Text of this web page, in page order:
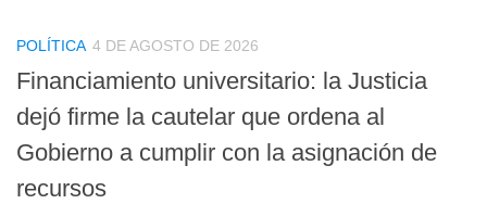
POLÍTICA 4 DE AGOSTO DE 2026
Financiamiento universitario: la Justicia
dejó firme la cautelar que ordena al
Gobierno a cumplir con la asignación de
recursos